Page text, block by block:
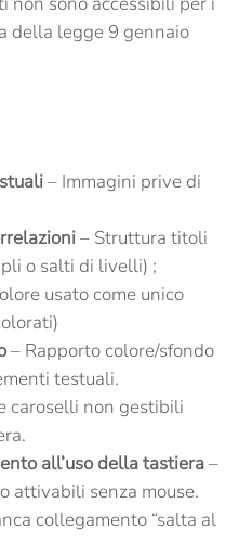
della legge 9 gennaio
– Immagini prive di
– Struttura titoli
o salti di livelli) ;
usato come unico
– Rapporto colore/sfondo
testuali.
caroselli non gestibili
all’uso della tastiera–
attivabili senza mouse.
collegamento “salta al